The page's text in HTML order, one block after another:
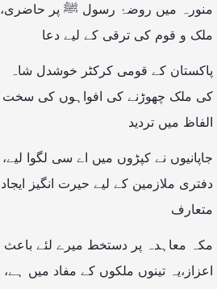
منورہ میں روضۂ رسول ﷺ پر حاضری،
ملک و قوم کی ترقی کے لیے دعا
پاکستان کے قومی کرکٹر خوشدل شاہ
کی ملک چھوڑنے کی افواہوں کی سخت
الفاظ میں تردید
جاپانیوں نے کپڑوں میں اے سی لگوا لیے،
دفتری ملازمین کے لیے حیرت انگیز ایجاد
متعارف
مکہ معاہدہ پر دستخط میرے لئے باعث
اعزاز،یہ تینوں ملکوں کے مفاد میں ہے،